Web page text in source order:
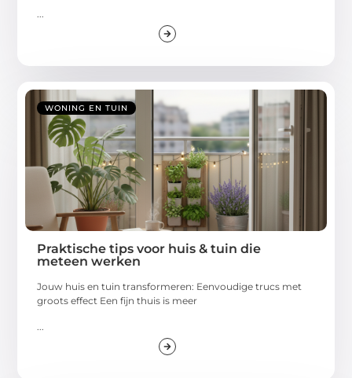
WONING EN TUIN
Praktische tips voor huis & tuin die
meteen werken
Jouw huis en tuin transformeren: Eenvoudige trucs met
groots effect Een fijn thuis is meer